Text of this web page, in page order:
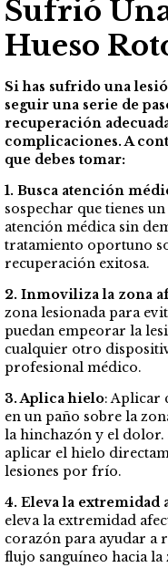
Sufrió
Hueso
Si has sufrido una
seguir una serie de
recuperación
complicaciones. A
que debes tomar:
1. Busca atención
sospechar que tienes
atención médica sin
tratamiento oportuno
recuperación exitosa.
2. Inmoviliza la zona
zona lesionada para
puedan empeorar la
cualquier otro
profesional médico.
3. Aplica hielo: Aplicar
en un paño sobre la
la hinchazón y el dolor.
aplicar el hielo
lesiones por frío.
4. Eleva la extremidad
eleva la extremidad
corazón para ayudar a
flujo sanguíneo hacia la